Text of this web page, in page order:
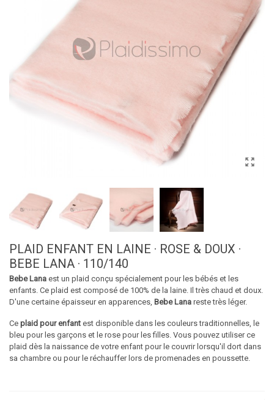
PLAID ENFANT EN LAINE · ROSE & DOUX ·
BEBE LANA · 110/140
Bebe Lana est un plaid conçu spécialement pour les bébés et les
enfants. Ce plaid est composé de 100% de la laine. Il très chaud et doux.
D'une certaine épaisseur en apparences, Bebe Lana reste très léger.
Ce plaid pour enfant est disponible dans les couleurs traditionnelles, le
bleu pour les garçons et le rose pour les filles. Vous pouvez utiliser ce
plaid dès la naissance de votre enfant pour le couvrir lorsqu'il dort dans
sa chambre ou pour le réchauffer lors de promenades en poussette.